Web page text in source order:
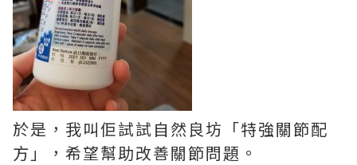
於是，我叫佢試試自然良坊「特強關節配
方」，希望幫助改善關節問題。